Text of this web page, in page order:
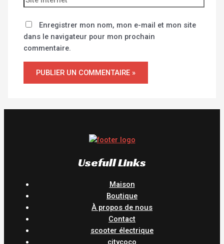
Enregistrer mon nom, mon e-mail et mon site
dans le navigateur pour mon prochain
commentaire.
Usefull Links
Maison
Boutique
À propos de nous
Contact
scooter électrique
citycoco